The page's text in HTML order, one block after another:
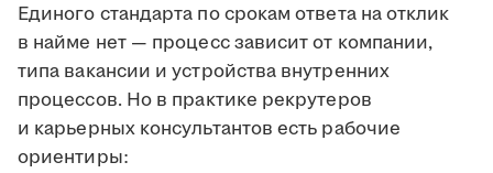
Единого стандарта по срокам ответа на отклик
в найме нет — процесс зависит от компании,
типа вакансии и устройства внутренних
процессов. Но в практике рекрутеров
и карьерных консультантов есть рабочие
ориентиры: